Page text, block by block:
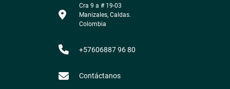
Cra 9 a # 19-03
Manizales, Caldas.
Colombia
+57606887 96 80
Contáctanos